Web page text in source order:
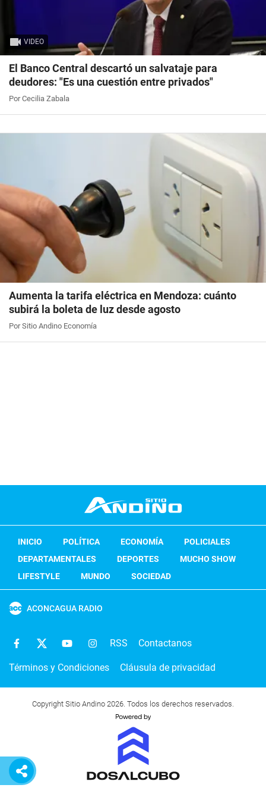
VIDEO
El Banco Central descartó un salvataje para
deudores: "Es una cuestión entre privados"
Por Cecilia Zabala
Aumenta la tarifa eléctrica en Mendoza: cuánto
subirá la boleta de luz desde agosto
Por Sitio Andino Economía
INICIO POLÍTICA ECONOMÍA
POLICIALES
DEPARTAMENTALES
DEPORTES
MUCHO SHOW
LIFESTYLE
MUNDO SOCIEDAD
ACONCAGUA RADIO
RSS Contactanos
Términos y Condiciones Cláusula de privacidad
Copyright Sitio Andino 2026. Todos los derechos reservados.